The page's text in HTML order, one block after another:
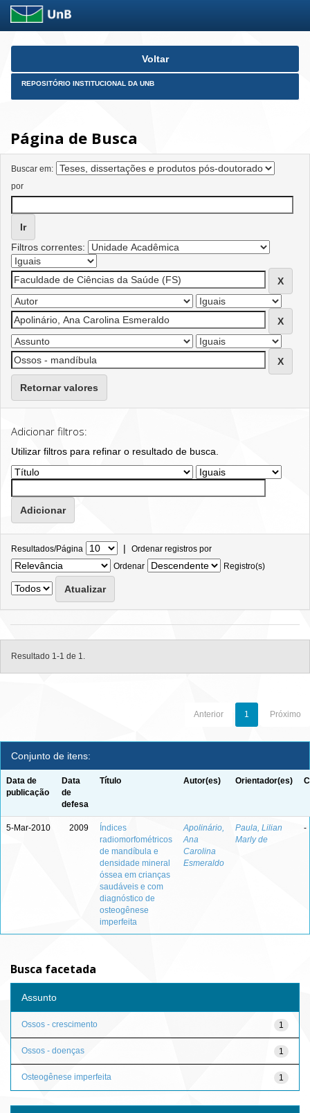
Skip
Voltar
REPOSITÓRIO INSTITUCIONAL DA UNB
Página de Busca
Buscar em:
por
Filtros correntes:
Retornar valores
Adicionar filtros:
Utilizar filtros para refinar o resultado de busca.
Resultados/Página | Ordenar registros por
Ordenar
Registro(s)
Resultado 1-1 de 1.
Anterior 1 Próximo
Conjunto de itens:
Data de
publicação
Data
de
defesa
Título Autor(es) Orientador(es)
5-Mar-2010 2009
Índices
radiomorfométricos
de mandíbula e
densidade mineral
óssea em crianças
saudáveis e com
diagnóstico de
osteogênese
imperfeita
Apolinário,
Ana
Carolina
Esmeraldo
Paula, Lilian
Marly de
-
Busca facetada
Assunto
1
Ossos - crescimento
1
Ossos - doenças
1
Osteogênese imperfeita